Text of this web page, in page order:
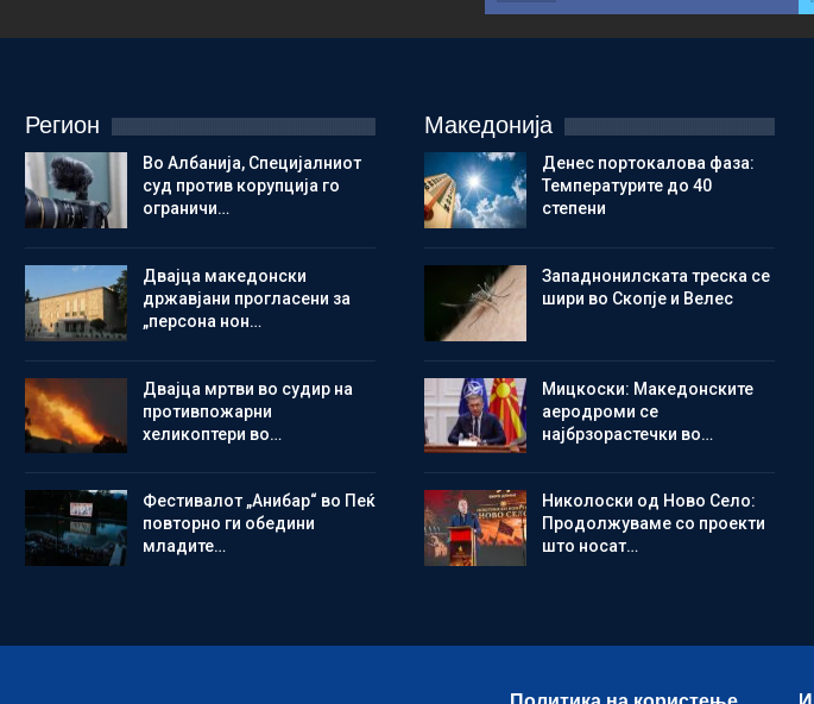
Регион
Во Албанија, Специјалниот
суд против корупција го
ограничи…
Двајца македонски
државјани прогласени за
„персона нон…
Двајца мртви во судир на
противпожарни
хеликоптери во…
Фестивалот „Анибар“ во Пеќ
повторно ги обедини
младите…
Македонија
Денес портокалова фаза:
Температурите до 40
степени
Западнонилската треска се
шири во Скопје и Велес
Мицкоски: Македонските
аеродроми се
најбрзорастечки во…
Николоски од Ново Село:
Продолжуваме со проекти
што носат…